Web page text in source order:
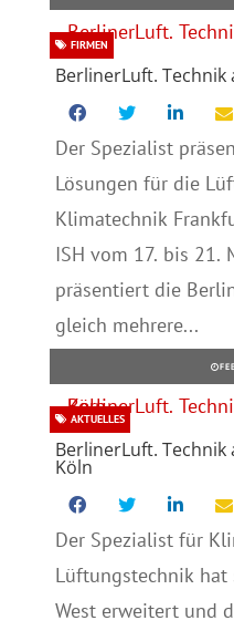
BerlinerLuft. Technik
FIRMEN
Der Spezialist
Lösungen für die
Klimatechnik
ISH vom 17. bis 21.
präsentiert die
gleich mehrere...
BerlinerLuft.
Köln
AKTUELLES
Der Spezialist für
Lüftungstechnik hat
West erweitert und